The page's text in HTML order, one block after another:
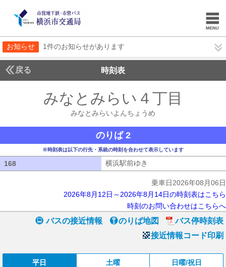
お知らせ 1件のお知らせがあります
戻る 時刻表
みなとみらい４丁目
みなとみらいよんちょうめ
のりば 2
※時刻表は以下の行先・系統の時刻を合わせて表示しています
168 横浜駅前ゆき
乗車日2026年08月06日
2026年8月12日～2026年8月14日の時刻表はこちら
時刻のお問い合わせはこちらへ
バスの接近情報 のりば地図
バス停時刻表
接近情報コード印刷
平日 土曜 日曜/祝日